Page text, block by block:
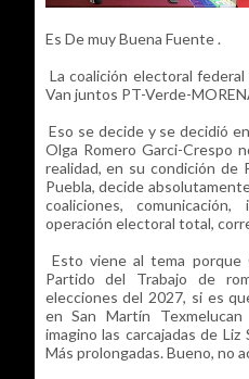
Es De muy Buena Fuente .
La coalición electoral
Van juntos PT-Verde-
Eso se decide y se decidió
Olga Romero Garci-Crespo
realidad, en su condición de
Puebla, decide
coaliciones,
operación electoral total,
Esto viene al tema porque
Partido del Trabajo de
elecciones del 2027, si es
en San Martín
imagino las carcajadas de Liz
Más prolongadas. Bueno, no